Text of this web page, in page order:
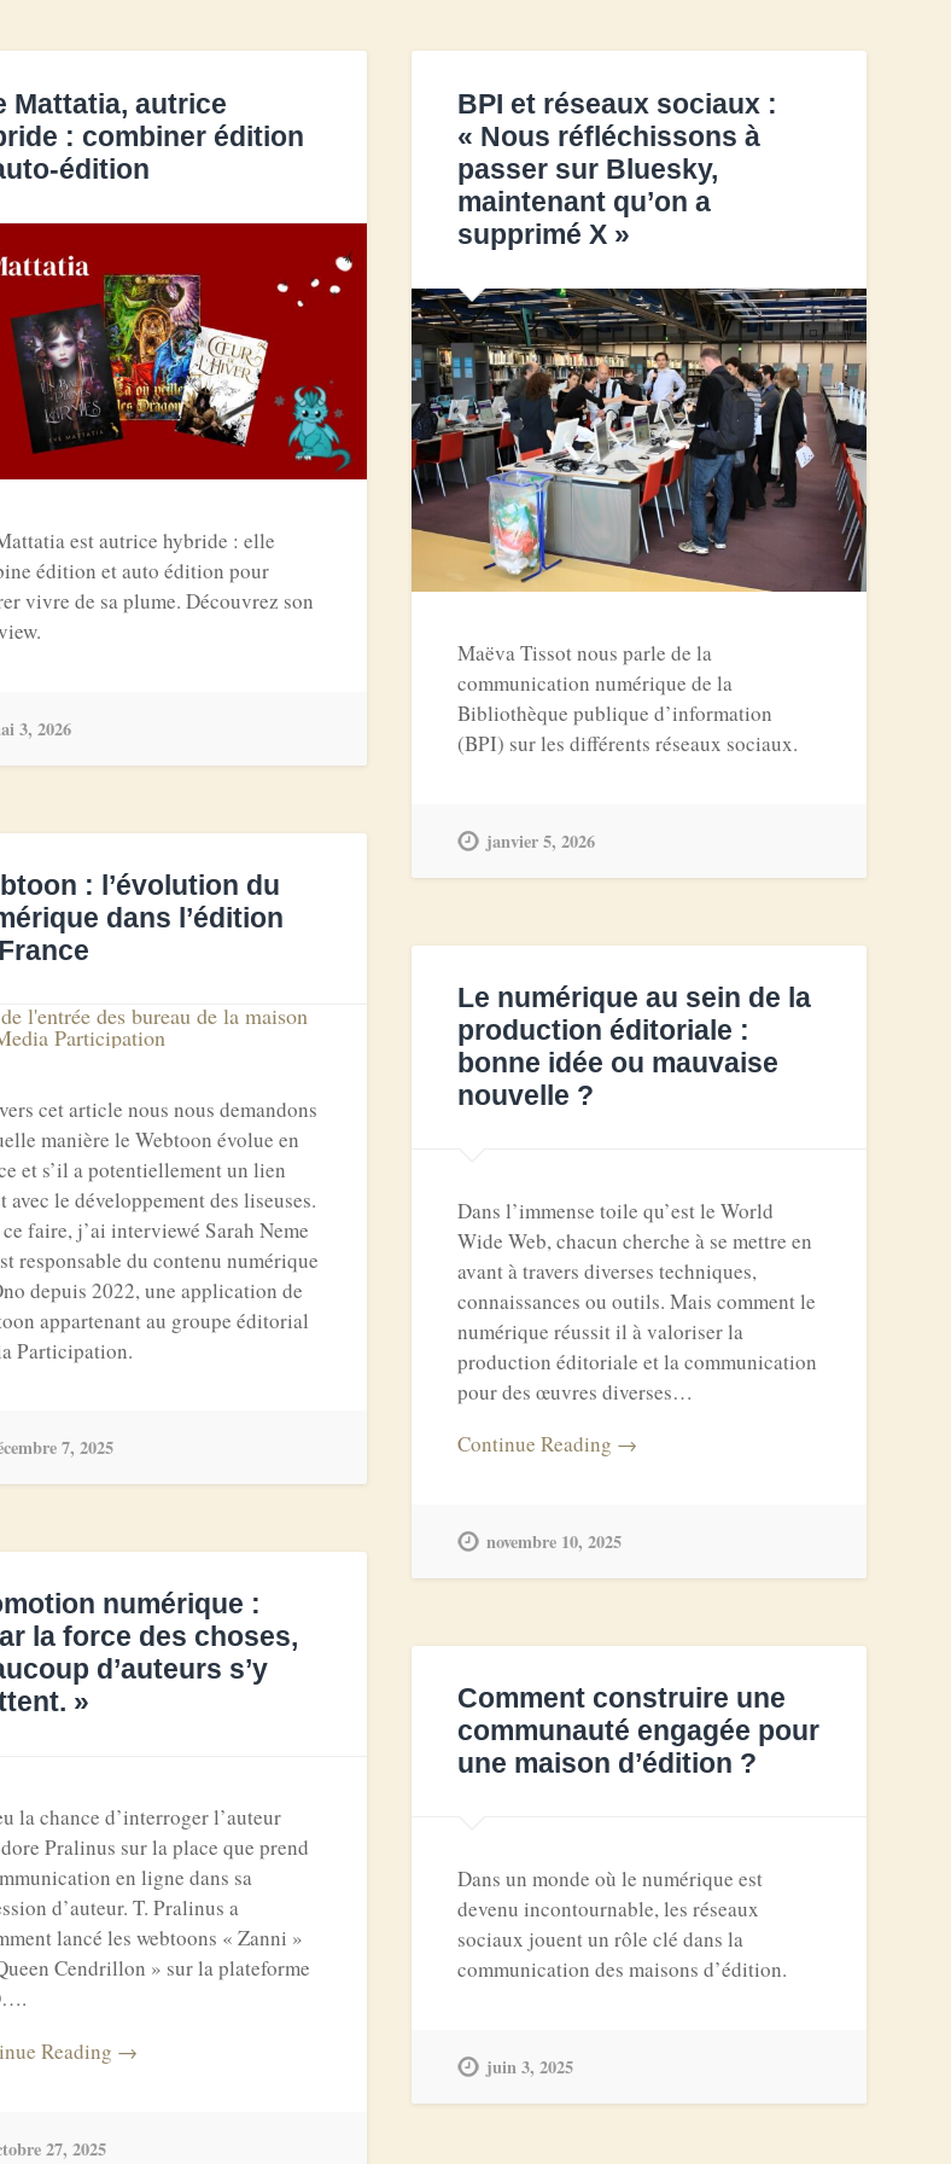
Mattatia, autrice
: combiner édition
édition
est autrice hybride : elle
édition et auto édition pour
vivre de sa plume. Découvrez son
3, 2026
BPI et réseaux sociaux :
« Nous réfléchissons à
passer sur Bluesky,
maintenant qu’on a
supprimé X »
Maëva Tissot nous parle de la
communication numérique de la
Bibliothèque publique d’information
(BPI) sur les différents réseaux sociaux.
janvier 5, 2026
: l’évolution du
dans l’édition
cet article nous nous demandons
manière le Webtoon évolue en
et s’il a potentiellement un lien
avec le développement des liseuses.
faire, j’ai interviewé Sarah Neme
responsable du contenu numérique
depuis 2022, une application de
appartenant au groupe éditorial
Participation.
7, 2025
Le numérique au sein de la
production éditoriale :
bonne idée ou mauvaise
nouvelle ?
Dans l’immense toile qu’est le World
Wide Web, chacun cherche à se mettre en
avant à travers diverses techniques,
connaissances ou outils. Mais comment le
numérique réussit il à valoriser la
production éditoriale et la communication
pour des œuvres diverses…
Continue Reading →
novembre 10, 2025
numérique :
la force des choses,
d’auteurs s’y
»
la chance d’interroger l’auteur
Pralinus sur la place que prend
en ligne dans sa
d’auteur. T. Pralinus a
lancé les webtoons « Zanni »
Cendrillon » sur la plateforme
Reading →
27, 2025
Comment construire une
communauté engagée pour
une maison d’édition ?
Dans un monde où le numérique est
devenu incontournable, les réseaux
sociaux jouent un rôle clé dans la
communication des maisons d’édition.
juin 3, 2025